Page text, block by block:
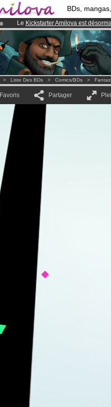
BDs,
Le Kickstarter Amilova est
Déjà 134393membreset 1208
Abonnement premium: à partir de
> Liste Des BDs > Comics/BDs >
Favoris Partager